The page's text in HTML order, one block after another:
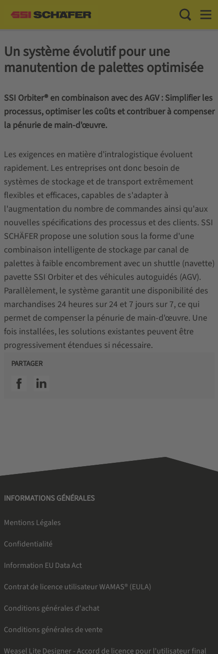
Toggle
Un système évolutif pour une
manutention de palettes optimisée
SSI Orbiter® en combinaison avec des AGV : Simplifier les
processus, optimiser les coûts et contribuer à compenser
la pénurie de main-d'œuvre.
Les exigences en matière d'intralogistique évoluent
rapidement. Les entreprises ont donc besoin de
systèmes de stockage et de transport extrêmement
flexibles et efficaces, capables de s'adapter à
l'augmentation du nombre de commandes ainsi qu'aux
nouvelles spécifications des processus et des clients. SSI
SCHÄFER propose une solution sous la forme d'une
combinaison intelligente de stockage par canal de
palettes à faible encombrement avec un shuttle (navette)
pavette SSI Orbiter et des véhicules autoguidés (AGV).
Parallèlement, le système garantit une disponibilité des
marchandises 24 heures sur 24 et 7 jours sur 7, ce qui
permet de compenser la pénurie de main-d'œuvre. Une
fois installées, les solutions existantes peuvent être
progressivement étendues si nécessaire.
PARTAGER
SSI facebookSSI linkedin
INFORMATIONS GÉNÉRALES
Mentions Légales
Confidentialité
Information EU Data Act
Contrat de licence utilisateur WAMAS® (EULA)
Conditions générales d'achat
Conditions générales de vente
Weasel Lite Designer - Accord de licence pour l'utilisateur final